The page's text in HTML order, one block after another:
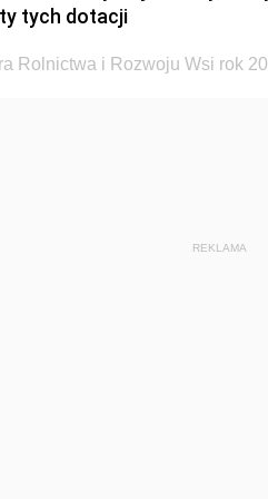
tych dotacji
Rolnictwa i Rozwoju Wsi rok
REKLAMA